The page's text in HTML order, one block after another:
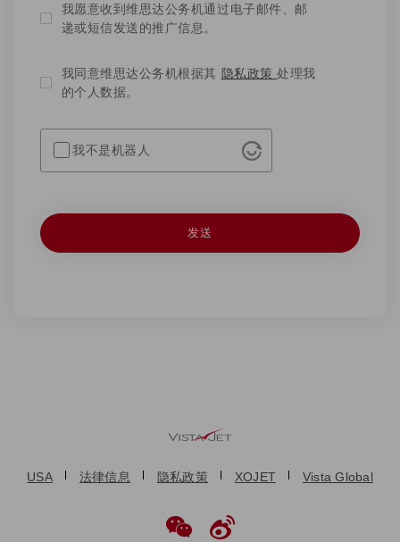
我愿意收到维思达公务机通过电子邮件、邮
递或短信发送的推广信息。
我同意维思达公务机根据其 隐私政策处理我
的个人数据。
我不是机器人
USA 法律信息 隐私政策 XOJET Vista Global